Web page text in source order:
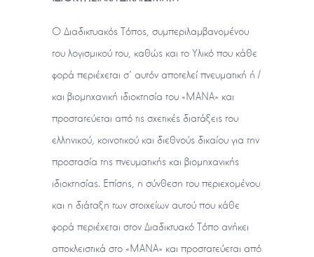
O Διαδικτυακός Τόπος, συμπεριλαμβανομένου
του λογισμικού του, καθώς και το Υλικό που κάθε
φορά περιέχεται σ’ αυτόν αποτελεί πνευματική ή /
και βιομηχανική ιδιοκτησία του «ΜΑΝΑ» και
προστατεύεται από τις σχετικές διατάξεις του
ελληνικού, κοινοτικού και διεθνούς δικαίου για την
προστασία της πνευματικής και βιομηχανικής
ιδιοκτησίας. Επίσης, η σύνθεση του περιεχομένου
και η διάταξη των στοιχείων αυτού που κάθε
φορά περιέχεται στον Διαδικτυακό Τόπο ανήκει
αποκλειστικά στο «ΜΑΝΑ» και προστατεύεται από